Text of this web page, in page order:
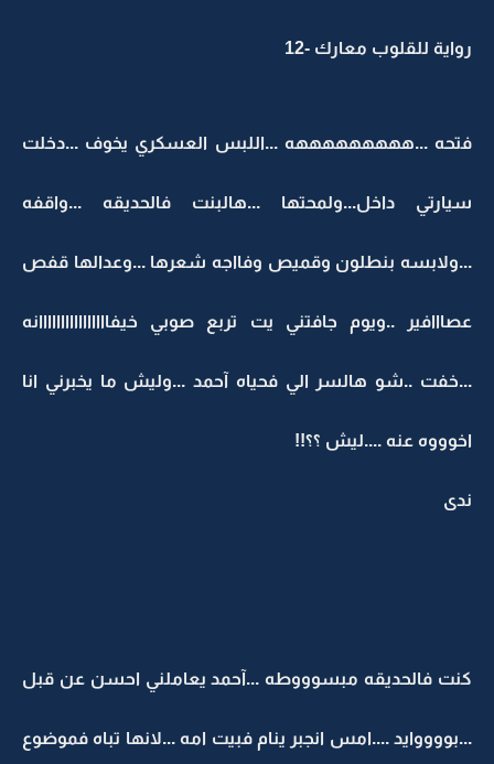
رواية للقلوب معارك -12
فتحه ...هههههههههه ...اللبس العسكري يخوف ...دخلت
سيارتي داخل...ولمحتها ...هالبنت فالحديقه ...واقفه
...ولابسه بنطلون وقميص وفااجه شعرها ...وعدالها قفص
عصااافير ..ويوم جافتني يت تربع صوبي خيفاااااااااااااااانه
...خفت ..شو هالسر الي فحياه آحمد ...وليش ما يخبرني انا
اخوووه عنه ....ليش ؟؟!!
ندى
كنت فالحديقه مبسوووطه ...آحمد يعاملني احسن عن قبل
...بووووايد ....امس انجبر ينام فبيت امه ...لانها تباه فموضوع